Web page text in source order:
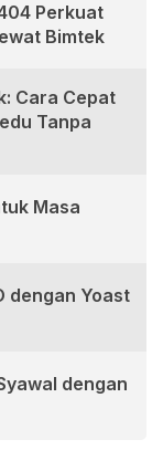
Perkuat
Bimtek
Cara Cepat
Tanpa
Masa
dengan Yoast
dengan